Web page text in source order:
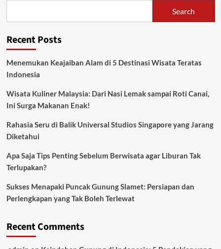
Search
Recent Posts
Menemukan Keajaiban Alam di 5 Destinasi Wisata Teratas
Indonesia
Wisata Kuliner Malaysia: Dari Nasi Lemak sampai Roti Canai,
Ini Surga Makanan Enak!
Rahasia Seru di Balik Universal Studios Singapore yang Jarang
Diketahui
Apa Saja Tips Penting Sebelum Berwisata agar Liburan Tak
Terlupakan?
Sukses Menapaki Puncak Gunung Slamet: Persiapan dan
Perlengkapan yang Tak Boleh Terlewat
Recent Comments